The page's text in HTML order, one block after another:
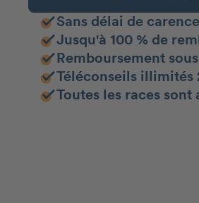
Sans délai de carence
Jusqu'à 100 % de
Remboursement
Téléconseils illimités
Toutes les races sont